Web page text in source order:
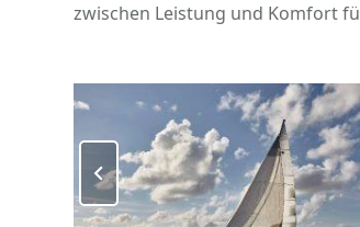
zwischen Leistung und Komfort